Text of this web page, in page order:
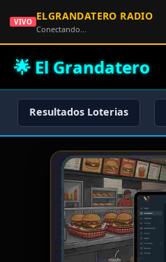
🌟 El Grandatero
Resultados Loterias
VIVO ELGRANDATERO RADIO
Conectando…